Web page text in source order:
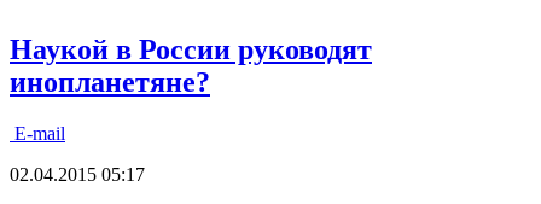
Наукой в России руководят
инопланетяне?
E-mail
02.04.2015 05:17